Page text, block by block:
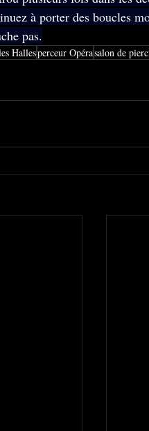
à porter des boucles
pas.
Hallesperceur Opérasalon de